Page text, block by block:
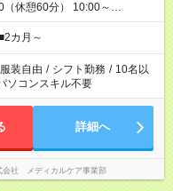
休憩60分） 10:00～
事の勤務時間の合計が 週40
カ月～
服装自由 / シフト勤務 / 10名以
ソコンスキル不要
詳細へ
会社 メディカルケア事業部